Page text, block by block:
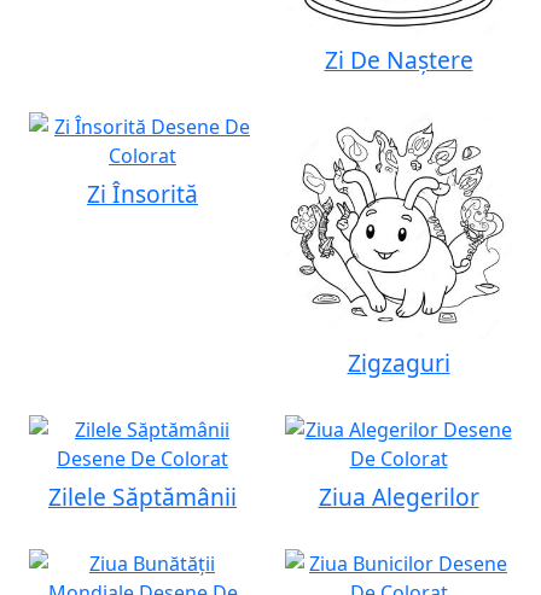
Zi De Naștere
Zi Însorită
Zigzaguri
Zilele Săptămânii Ziua Alegerilor